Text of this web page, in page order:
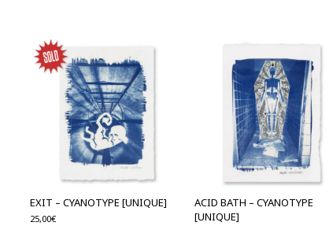
EXIT – CYANOTYPE [UNIQUE]
25,00€
ACID BATH – CYANOTYPE
[UNIQUE]